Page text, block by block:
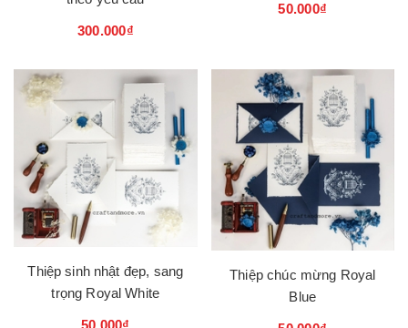
300.000₫
50.000₫
Thiệp sinh nhật đẹp, sang
trọng Royal White
Thiệp chúc mừng Royal
Blue